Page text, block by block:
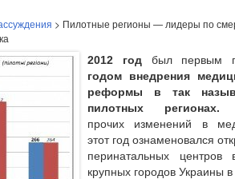
> Пилотные регионы — лидеры по
2012 годбыл первым
годом внедрения
реформы в так
пилотных регионах.
прочих изменений в
этот год ознаменовался
перинатальных центров
крупных городов Украины